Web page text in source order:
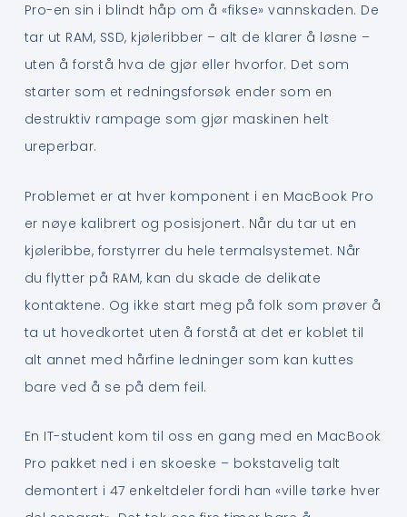
Pro-en sin i blindt håp om å «fikse» vannskaden. De
tar ut RAM, SSD, kjøleribber – alt de klarer å løsne –
uten å forstå hva de gjør eller hvorfor. Det som
starter som et redningsforsøk ender som en
destruktiv rampage som gjør maskinen helt
ureperbar.
Problemet er at hver komponent i en MacBook Pro
er nøye kalibrert og posisjonert. Når du tar ut en
kjøleribbe, forstyrrer du hele termalsystemet. Når
du flytter på RAM, kan du skade de delikate
kontaktene. Og ikke start meg på folk som prøver å
ta ut hovedkortet uten å forstå at det er koblet til
alt annet med hårfine ledninger som kan kuttes
bare ved å se på dem feil.
En IT-student kom til oss en gang med en MacBook
Pro pakket ned i en skoeske – bokstavelig talt
demontert i 47 enkeltdeler fordi han «ville tørke hver